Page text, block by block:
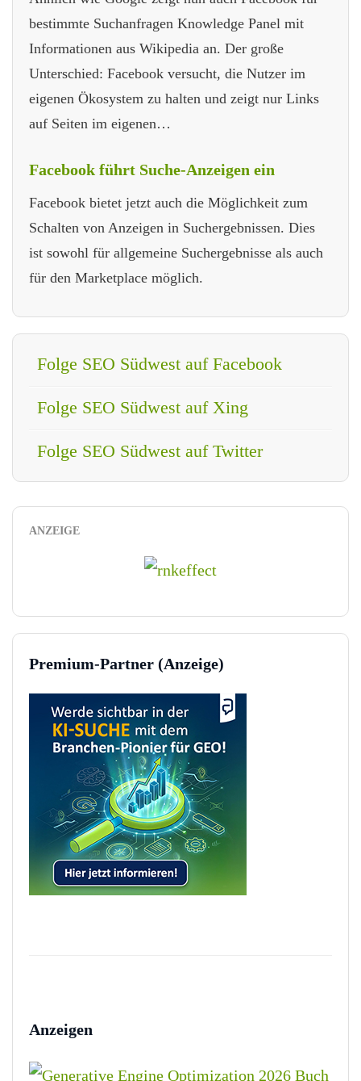
bestimmte Suchanfragen Knowledge Panel mit
Informationen aus Wikipedia an. Der große
Unterschied: Facebook versucht, die Nutzer im
eigenen Ökosystem zu halten und zeigt nur Links
auf Seiten im eigenen…
Facebook führt Suche-Anzeigen ein
Facebook bietet jetzt auch die Möglichkeit zum
Schalten von Anzeigen in Suchergebnissen. Dies
ist sowohl für allgemeine Suchergebnisse als auch
für den Marketplace möglich.
Folge SEO Südwest auf Facebook
Folge SEO Südwest auf Xing
Folge SEO Südwest auf Twitter
ANZEIGE
Premium-Partner (Anzeige)
Anzeigen